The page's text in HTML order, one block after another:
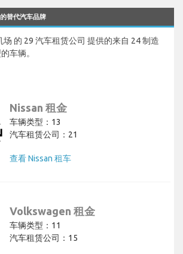
替代汽车品牌
场 的 29 汽车租赁公司 提供的来自 24 制造
车辆。
Nissan 租金
车辆类型：13
汽车租赁公司：21
查看 Nissan 租车
Volkswagen 租金
车辆类型：11
汽车租赁公司：15